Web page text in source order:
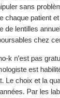
sans
chaque patient
de lentilles
chez
k n’est pas
est
Le choix et la
Par les